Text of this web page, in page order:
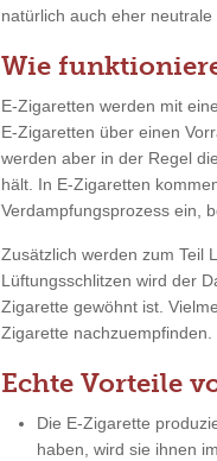
natürlich auch eher
Wie
E-Zigaretten werden mit
E-Zigaretten über einen
werden aber in der Regel
hält. In E-Zigaretten
Verdampfungsprozess ein,
Zusätzlich werden zum Teil
Lüftungsschlitzen wird der
Zigarette gewöhnt ist.
Zigarette nachzuempfinden.
Echte Vorteile
Die E-Zigarette
haben, wird sie ihnen